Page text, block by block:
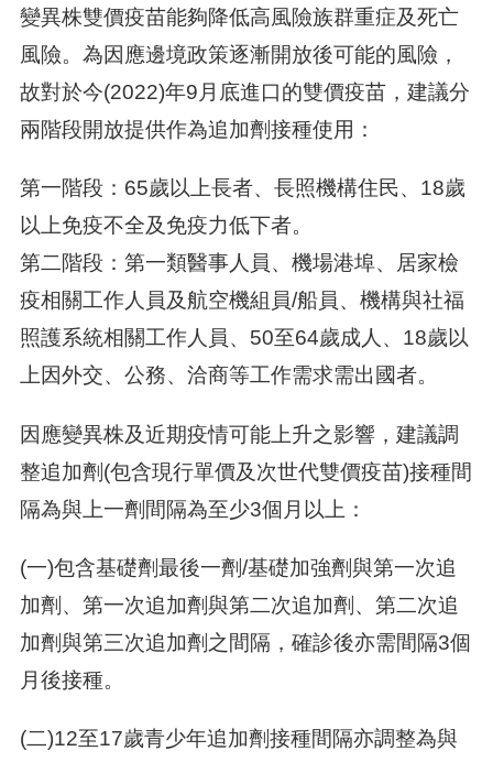
變異株雙價疫苗能夠降低高風險族群重症及死亡
風險。為因應邊境政策逐漸開放後可能的風險，
故對於今(2022)年9月底進口的雙價疫苗，建議分
兩階段開放提供作為追加劑接種使用：
第一階段：65歲以上長者、長照機構住民、18歲
以上免疫不全及免疫力低下者。
第二階段：第一類醫事人員、機場港埠、居家檢
疫相關工作人員及航空機組員/船員、機構與社福
照護系統相關工作人員、50至64歲成人、18歲以
上因外交、公務、洽商等工作需求需出國者。
因應變異株及近期疫情可能上升之影響，建議調
整追加劑(包含現行單價及次世代雙價疫苗)接種間
隔為與上一劑間隔為至少3個月以上：
(一)包含基礎劑最後一劑/基礎加強劑與第一次追
加劑、第一次追加劑與第二次追加劑、第二次追
加劑與第三次追加劑之間隔，確診後亦需間隔3個
月後接種。
(二)12至17歲青少年追加劑接種間隔亦調整為與